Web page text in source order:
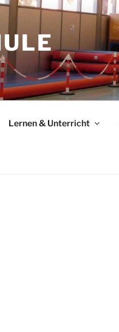
Lernen & Unterricht